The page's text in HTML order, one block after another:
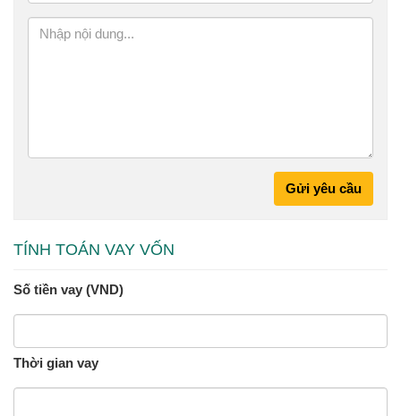
Gửi yêu cầu
TÍNH TOÁN VAY VỐN
Số tiền vay (VND)
Thời gian vay